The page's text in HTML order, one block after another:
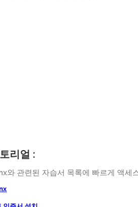
리얼 :
와 관련된 자습서 목록에 빠르게 액세